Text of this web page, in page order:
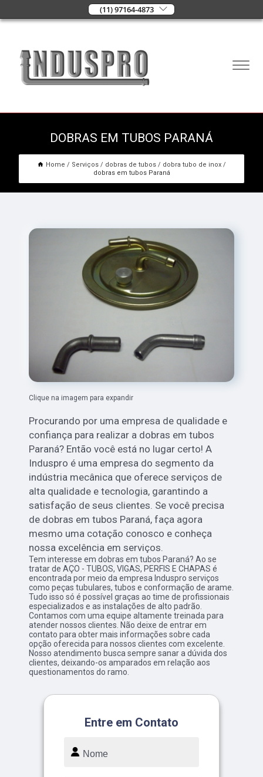
(11) 97164-4873
DOBRAS EM TUBOS PARANÁ
Home Serviços dobras de tubos
dobra tubo de inox
dobras em tubos Paraná
Clique na imagem para expandir
Procurando por uma empresa de qualidade e
confiança para realizar a dobras em tubos
Paraná? Então você está no lugar certo! A
Induspro é uma empresa do segmento da
indústria mecânica que oferece serviços de
alta qualidade e tecnologia, garantindo a
satisfação de seus clientes. Se você precisa
de dobras em tubos Paraná, faça agora
mesmo uma cotação conosco e conheça
nossa excelência em serviços.
Tem interesse em dobras em tubos Paraná? Ao se
tratar de AÇO - TUBOS, VIGAS, PERFIS E CHAPAS é
encontrada por meio da empresa Induspro serviços
como peças tubulares, tubos e conformação de arame.
Tudo isso só é possível graças ao time de profissionais
especializados e as instalações de alto padrão.
Contamos com uma equipe altamente treinada para
atender nossos clientes. Não deixe de entrar em
contato para obter mais informações sobre cada
opção oferecida para nossos clientes com excelente.
Nosso atendimento busca sempre sanar a dúvida dos
clientes, deixando-os amparados em relação aos
questionamentos do ramo.
Entre em Contato